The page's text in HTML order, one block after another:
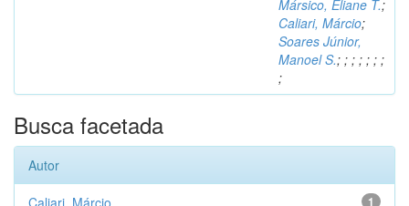
Mársico, Eliane T.;
Caliari, Márcio;
Soares Júnior,
Manoel S.; ; ; ; ; ; ;
;
Busca facetada
Autor
1